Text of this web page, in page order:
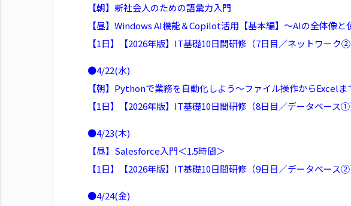
【朝】新社会人のための語彙力入門
【昼】Windows AI機能＆Copilot活用【基本編】～AIの全体像と
【1日】【2026年版】IT基礎10日間研修（7日目／ネットワーク②
●4/22(水)
【朝】Pythonで業務を自動化しよう～ファイル操作からExcelま
【1日】【2026年版】IT基礎10日間研修（8日目／データベース①
●4/23(木)
【昼】Salesforce入門＜1.5時間＞
【1日】【2026年版】IT基礎10日間研修（9日目／データベース②
●4/24(金)